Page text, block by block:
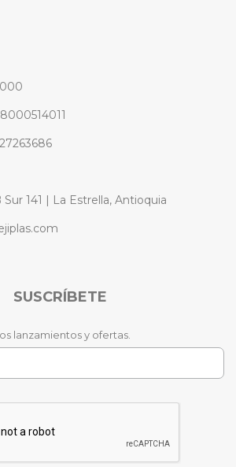
141 | La Estrella, Antioquia
SUSCRÍBETE
lanzamientos y ofertas.